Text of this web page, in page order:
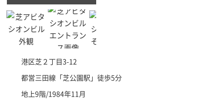
港区芝２丁目3-12
都営三田線「芝公園駅 」徒歩5分
地上9階/1984年11月